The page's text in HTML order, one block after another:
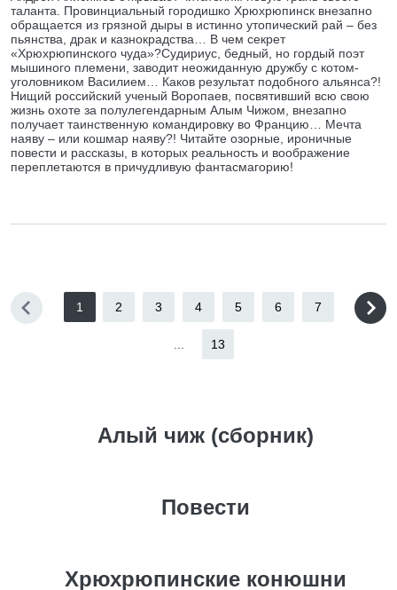
таланта. Провинциальный городишко Хрюхрюпинск внезапно
обращается из грязной дыры в истинно утопический рай – без
пьянства, драк и казнокрадства… В чем секрет
«Хрюхрюпинского чуда»?Судириус, бедный, но гордый поэт
мышиного племени, заводит неожиданную дружбу с котом-
уголовником Василием… Каков результат подобного альянса?!
Нищий российский ученый Воропаев, посвятивший всю свою
жизнь охоте за полулегендарным Алым Чижом, внезапно
получает таинственную командировку во Францию… Мечта
наяву – или кошмар наяву?! Читайте озорные, ироничные
повести и рассказы, в которых реальность и воображение
переплетаются в причудливую фантасмагорию!
1 2 3 4 5 6 7
13
Алый чиж (сборник)
Повести
Хрюхрюпинские конюшни